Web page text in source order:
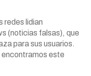
redes lidian
(noticias falsas), que
para sus usuarios.
encontramos este